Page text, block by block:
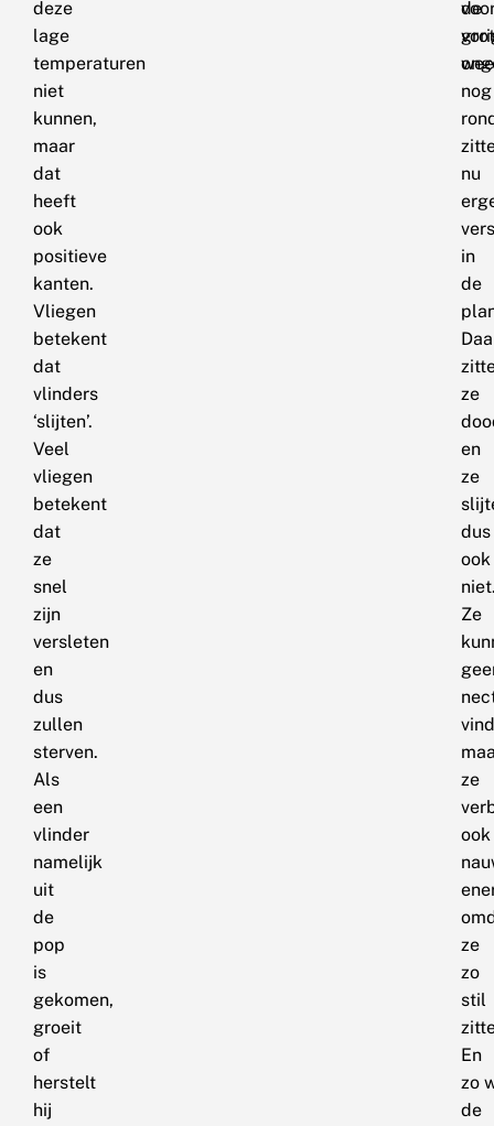
deze
lage
temperaturen
niet
kunnen,
maar
dat
heeft
ook
positieve
kanten.
Vliegen
betekent
dat
vlinders
‘slijten’.
Veel
vliegen
betekent
dat
ze
snel
zijn
versleten
en
dus
zullen
sterven.
Als
een
vlinder
namelijk
uit
de
pop
is
gekomen,
groeit
of
herstelt
hij
de
nog
nu
in
de
ze
en
ze
dus
ook
Ze
ze
ook
ze
zo
stil
En
zo
de